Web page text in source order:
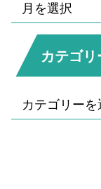
カテゴリ